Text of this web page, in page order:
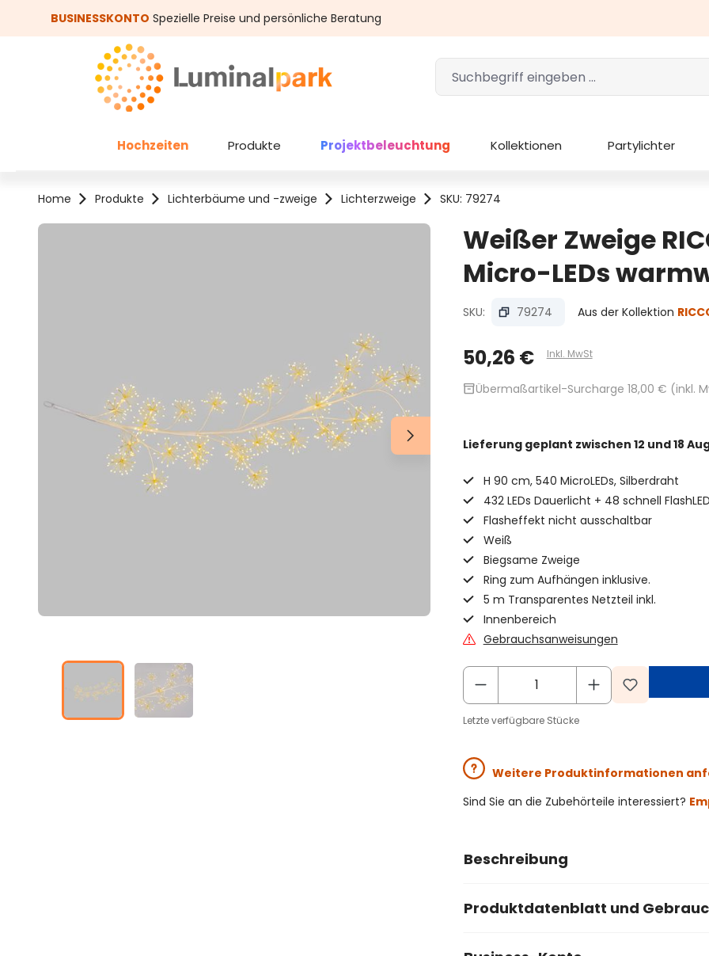
Hauptinhalt springen
Zur Suche springen
BUSINESSKONTO Spezielle Preise und persönliche Beratung
Hochzeiten Produkte Projektbeleuchtung Kollektionen Partylichter
Home Produkte Lichterbäume und -zweige Lichterzweige SKU: 79274
Bildergalerie überspringen
Weißer Zweige
Micro-LEDs
SKU: 79274 Aus der Kollektion
50,26 € Inkl. MwSt
inventory_2Übermaßartikel-Surcharge 18,00 € (inkl.
Lieferung geplant zwischen 12 und 18
H 90 cm, 540 MicroLEDs, Silberdraht
432 LEDs Dauerlicht + 48 schnell
Flasheffekt nicht ausschaltbar
Weiß
Biegsame Zweige
Ring zum Aufhängen inklusive.
5 m Transparentes Netzteil inkl.
Innenbereich
Gebrauchsanweisungen
Letzte verfügbare Stücke
Weitere Produktinformationen
Sind Sie an die Zubehörteile interessiert?
Beschreibung
Produktdatenblatt und